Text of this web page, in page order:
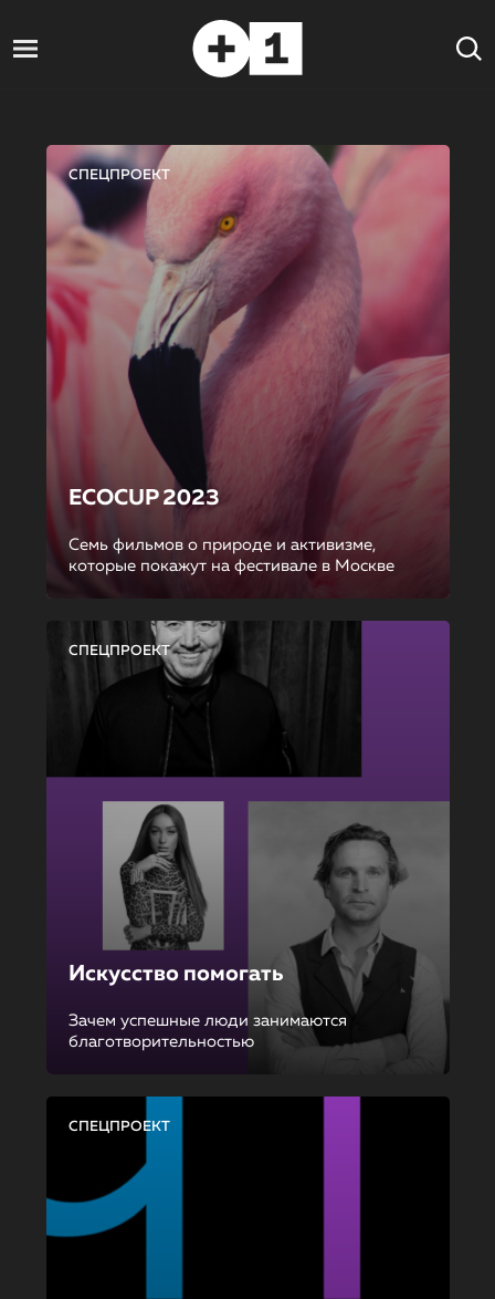
СПЕЦПРОЕКТ
ECOCUP 2023
Семь фильмов о природе и активизме,
которые покажут на фестивале в Москве
СПЕЦПРОЕКТ
Искусство помогать
Зачем успешные люди занимаются
благотворительностью
СПЕЦПРОЕКТ